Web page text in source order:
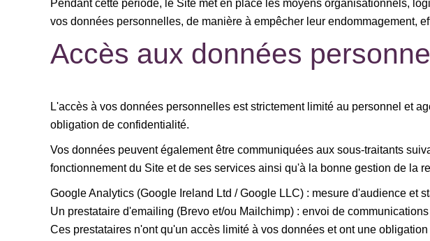
Pendant cette période, le Site met en place les moyens organisationnels,
vos données personnelles, de manière à empêcher leur endommagement,
Accès aux données
L'accès à vos données personnelles est strictement limité au personnel et
obligation de confidentialité.
Vos données peuvent également être communiquées aux sous-traitants
fonctionnement du Site et de ses services ainsi qu'à la bonne gestion de la
Google Analytics (Google Ireland Ltd / Google LLC) : mesure d'audience et
Un prestataire d'emailing (Brevo et/ou Mailchimp) : envoi de
Ces prestataires n'ont qu'un accès limité à vos données et ont une